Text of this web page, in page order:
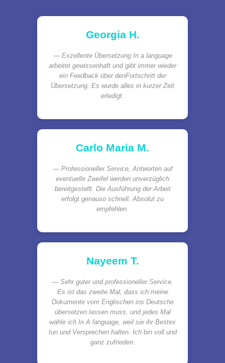
Georgia H.
Exzellente Übersetzung In a language
arbeitet gewissenhaft und gibt immer wieder
ein Feedback über denFortschritt der
Übersetzung. Es wurde alles in kurzer Zeit
erledigt.
Carlo Maria M.
Professioneller Service, Antworten auf
eventuelle Zweifel werden unverzüglich
bereitgestellt. Die Ausführung der Arbeit
erfolgt genauso schnell. Absolut zu
empfehlen.
Nayeem T.
Sehr guter und professioneller Service.
Es ist das zweite Mal, dass ich meine
Dokumente vom Englischen ins Deutsche
übersetzen lassen muss, und jedes Mal
wähle ich In A language, weil sie ihr Bestes
tun und Versprechen halten. Ich bin voll und
ganz zufrieden.